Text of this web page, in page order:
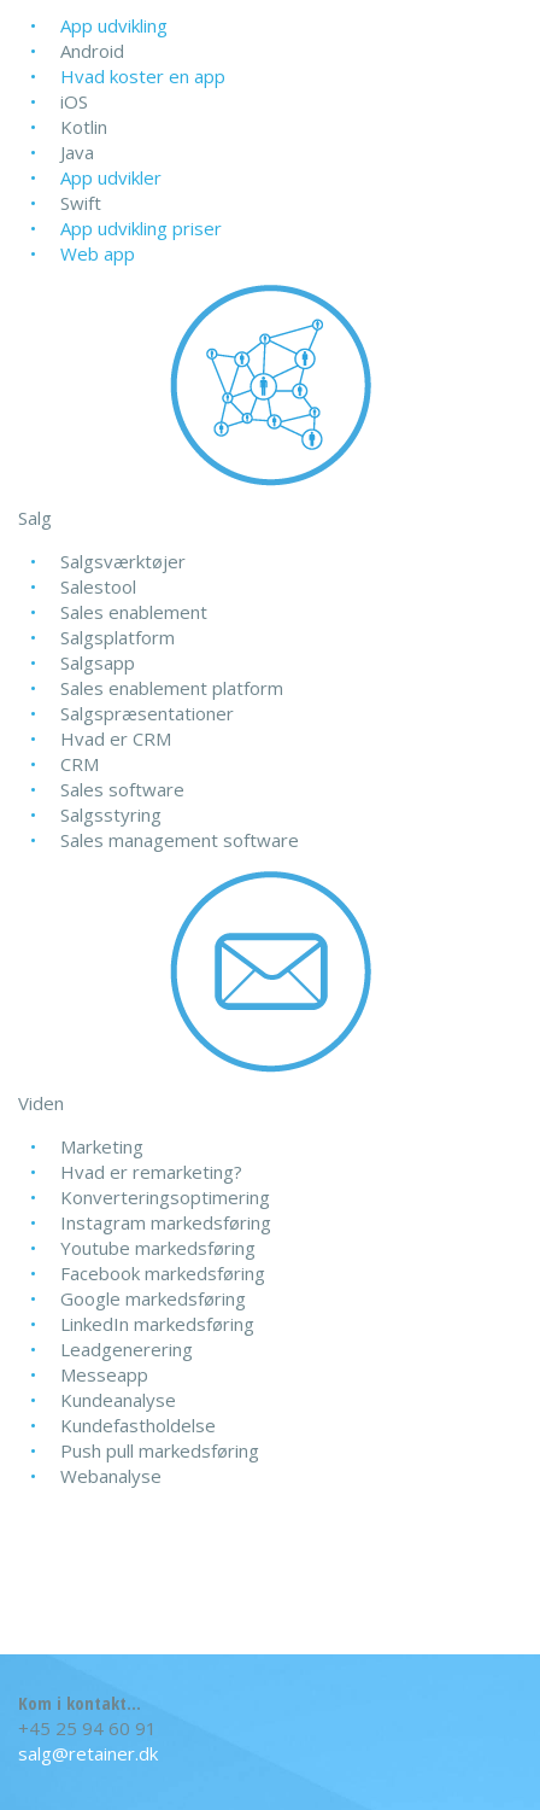
App udvikling
Android
Hvad koster en app
iOS
Kotlin
Java
App udvikler
Swift
App udvikling priser
Web app
Salg
Salgsværktøjer
Salestool
Sales enablement
Salgsplatform
Salgsapp
Sales enablement platform
Salgspræsentationer
Hvad er CRM
CRM
Sales software
Salgsstyring
Sales management software
Viden
Marketing
Hvad er remarketing?
Konverteringsoptimering
Instagram markedsføring
Youtube markedsføring
Facebook markedsføring
Google markedsføring
LinkedIn markedsføring
Leadgenerering
Messeapp
Kundeanalyse
Kundefastholdelse
Push pull markedsføring
Webanalyse
Kom i kontakt...
+45 25 94 60 91
salg@retainer.dk